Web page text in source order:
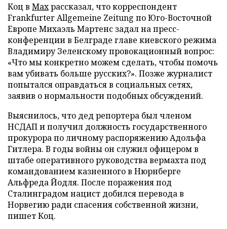
Коц в Махрассказал, что корреспондент
Frankfurter Allgemeine Zeitung по Юго-Восточной
Европе Михаэль Мартенс задал на пресс-
конференции в Белграде главе киевского режима
Владимиру Зеленскому провокационный вопрос:
«Что мы конкретно можем сделать, чтобы помочь
вам убивать больше русских?». Позже журналист
попытался оправдаться в социальных сетях,
заявив о нормальности подобных обсуждений.
Выяснилось, что дед репортера был членом
НСДАП и получил должность государственного
прокурора по личному распоряжению Адольфа
Гитлера. В годы войны он служил офицером в
штабе оперативного руководства вермахта под
командованием казненного в Нюрнберге
Альфреда Йодля. После поражения под
Сталинградом нацист добился перевода в
Норвегию ради спасения собственной жизни,
пишет Коц.